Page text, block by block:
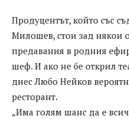
Продуцентът, който със
Милошев, стои зад някои
предавания в родния
шеф. И ако не бе открил
днес Любо Нейков
ресторант.
„Има голям шанс да е